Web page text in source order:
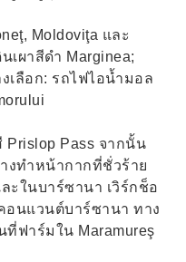
Moldoviţa และ
เผาสีดำ Marginea;
ลือก: รถไฟไอน้ำมอล
Pass จากนั้น
งทำหน้ากากที่ชั่วร้าย
ะในบาร์ซานา เวิร์กช็อ
นแวนต์บาร์ซานา ทาง
ที่ฟาร์มใน Maramureş